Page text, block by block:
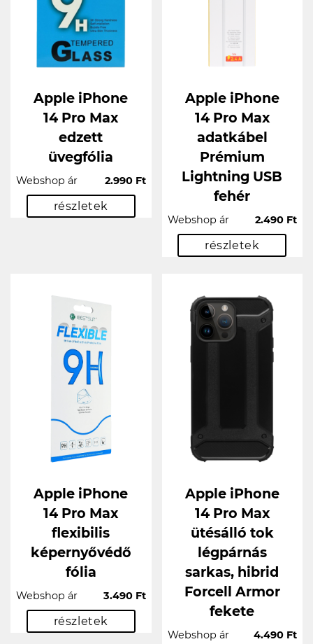
Apple iPhone
14 Pro Max
edzett
üvegfólia
Webshop ár 2.990 Ft
részletek
Apple iPhone
14 Pro Max
adatkábel
Prémium
Lightning USB
fehér
Webshop ár 2.490 Ft
részletek
Apple iPhone
14 Pro Max
flexibilis
képernyővédő
fólia
Webshop ár 3.490 Ft
részletek
Apple iPhone
14 Pro Max
ütésálló tok
légpárnás
sarkas, hibrid
Forcell Armor
fekete
Webshop ár 4.490 Ft